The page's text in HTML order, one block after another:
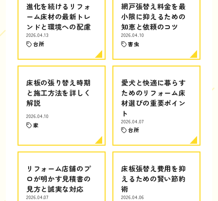
進化を続けるリフォ
ーム床材の最新トレ
ンドと環境への配慮
2026.04.13
台所
網戸張替え料金を最
小限に抑えるための
知恵と依頼のコツ
2026.04.10
害虫
床板の張り替え時期
と施工方法を詳しく
解説
2026.04.10
家
愛犬と快適に暮らす
ためのリフォーム床
材選びの重要ポイン
ト
2026.04.07
台所
リフォーム店舗のプ
ロが明かす見積書の
見方と誠実な対応
2026.04.07
床板張替え費用を抑
えるための賢い節約
術
2026.04.06